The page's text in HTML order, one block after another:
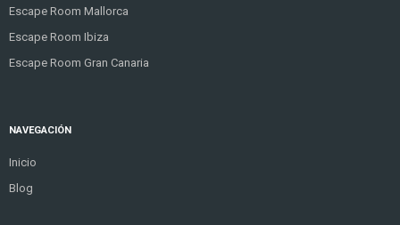
Escape Room Mallorca
Escape Room Ibiza
Escape Room Gran Canaria
NAVEGACIÓN
Inicio
Blog